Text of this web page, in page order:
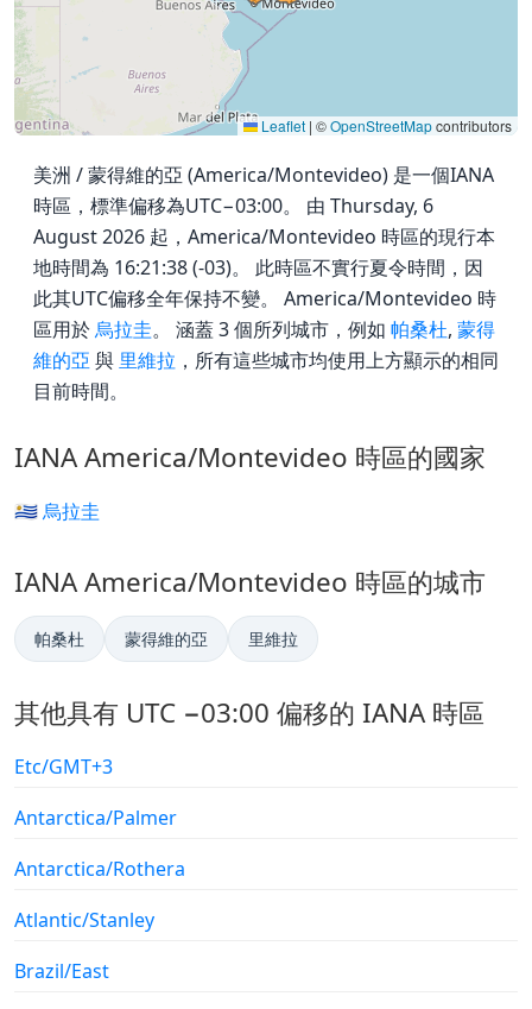
Leaflet | ©OpenStreetMapcontributors
美洲 / 蒙得維的亞 (America/Montevideo) 是一個IANA
時區，標準偏移為UTC−03:00。 由 Thursday, 6
August 2026 起，America/Montevideo 時區的現行本
地時間為 16:21:38 (-03)。 此時區不實行夏令時間，因
此其UTC偏移全年保持不變。 America/Montevideo 時
區用於烏拉圭。 涵蓋 3 個所列城市，例如 帕桑杜, 蒙得
維的亞 與 里維拉 ，所有這些城市均使用上方顯示的相同
目前時間。
IANA America/Montevideo 時區的國家
🇺🇾 烏拉圭
IANA America/Montevideo 時區的城市
帕桑杜 蒙得維的亞 里維拉
其他具有 UTC −03:00 偏移的 IANA 時區
Etc/GMT+3
Antarctica/Palmer
Antarctica/Rothera
Atlantic/Stanley
Brazil/East